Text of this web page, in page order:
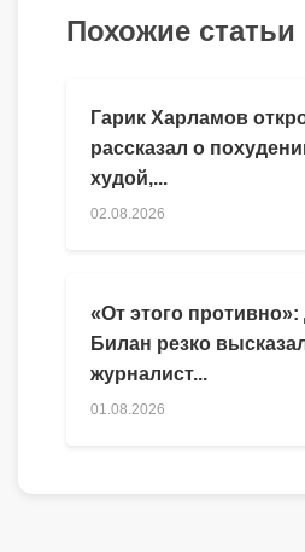
Похожие статьи
Гарик Харламов
рассказал о
худой,...
02.08.2026
«От этого
Билан резко
журналист...
01.08.2026